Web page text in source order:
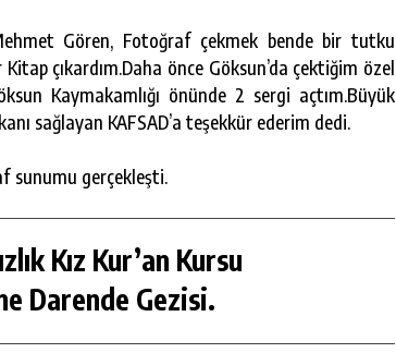
Gören, Fotoğraf çekmek bende bir tutku
çıkardım.Daha önce Göksun’da çektiğim özel
Kaymakamlığı önünde 2 sergi açtım.Büyük
sağlayan KAFSAD’a teşekkür ederim dedi.
sunumu gerçekleşti.
Kız Kur’an Kursu
Darende Gezisi.